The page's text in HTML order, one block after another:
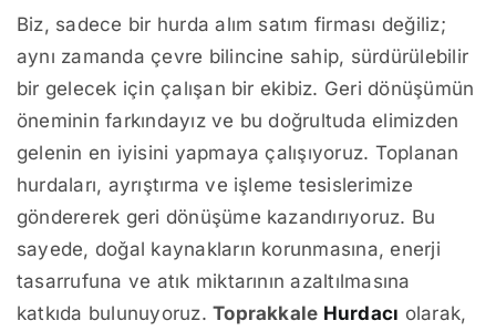
Biz, sadece bir hurda alım satım firması değiliz;
aynı zamanda çevre bilincine sahip, sürdürülebilir
bir gelecek için çalışan bir ekibiz. Geri dönüşümün
öneminin farkındayız ve bu doğrultuda elimizden
gelenin en iyisini yapmaya çalışıyoruz. Toplanan
hurdaları, ayrıştırma ve işleme tesislerimize
göndererek geri dönüşüme kazandırıyoruz. Bu
sayede, doğal kaynakların korunmasına, enerji
tasarrufuna ve atık miktarının azaltılmasına
katkıda bulunuyoruz.Toprakkale Hurdacı olarak,